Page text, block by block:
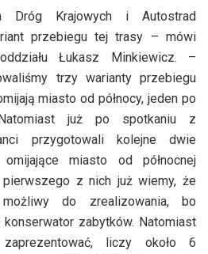
Dróg Krajowych i Autostrad
przebiegu tej trasy – mówi
Łukasz Minkiewicz. –
trzy warianty przebiegu
miasto od północy, jeden po
już po spotkaniu z
przygotowali kolejne dwie
miasto od północnej
z nich już wiemy, że
do zrealizowania, bo
konserwator zabytków. Natomiast
liczy około 6